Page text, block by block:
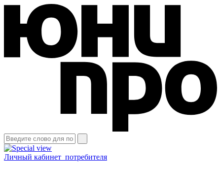
Личный кабинет потребителя